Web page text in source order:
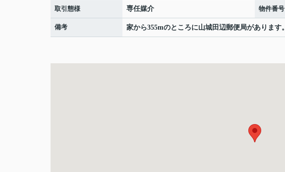
取引態様 専任媒介 物件番号
備考 家から355mのところに山城田辺郵便局があります。